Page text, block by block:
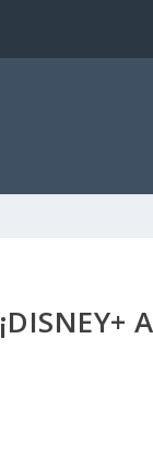
¡DISNEY+